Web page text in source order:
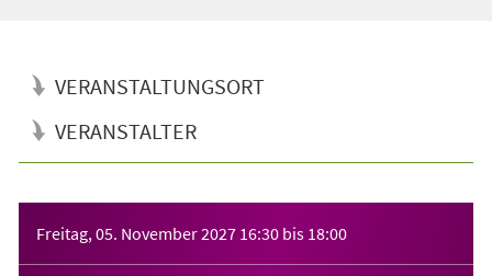
VERANSTALTUNGSORT
VERANSTALTER
Freitag, 05. November 2027 16:30 bis 18:00